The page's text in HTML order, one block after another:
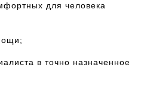
для человека
в точно назначенное